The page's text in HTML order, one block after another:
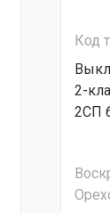
Код
2-
2CП